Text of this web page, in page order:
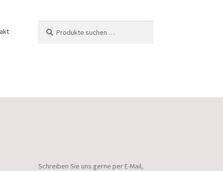
nach:
Schreiben Sie uns gerne per E-Mail,